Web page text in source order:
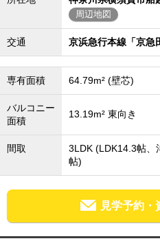
周辺地図
交通 京浜急行本線「京急
専有面積 64.79m² (壁芯)
バルコニー
面積
13.19m² 東向き
間取
3LDK (LDK14.3帖、
帖)
見学予約・
エリアから物件検索
松戸･柏方面エリア
松戸･柏方面エリアの新築一戸建
松戸･柏方面エリアの中古一戸建
松戸･柏方面エリアのマンション
松戸･柏方面エリアの土地
成田･銚子方面エリア
成田･銚子方面エリアの新築一戸建
成田･銚子方面エリアの土地